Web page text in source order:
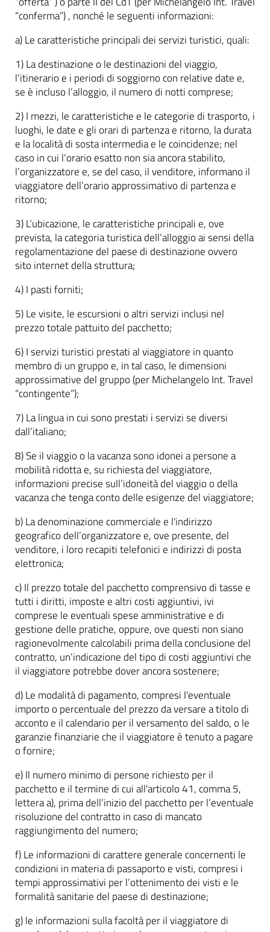
“conferma”) , nonché le seguenti informazioni:
a) Le caratteristiche principali dei servizi turistici, quali:
1) La destinazione o le destinazioni del viaggio,
l’itinerario e i periodi di soggiorno con relative date e,
se è incluso l’alloggio, il numero di notti comprese;
2) I mezzi, le caratteristiche e le categorie di trasporto, i
luoghi, le date e gli orari di partenza e ritorno, la durata
e la località di sosta intermedia e le coincidenze; nel
caso in cui l’orario esatto non sia ancora stabilito,
l’organizzatore e, se del caso, il venditore, informano il
viaggiatore dell’orario approssimativo di partenza e
ritorno;
3) L’ubicazione, le caratteristiche principali e, ove
prevista, la categoria turistica dell’alloggio ai sensi della
regolamentazione del paese di destinazione ovvero
sito internet della struttura;
4) I pasti forniti;
5) Le visite, le escursioni o altri servizi inclusi nel
prezzo totale pattuito del pacchetto;
6) I servizi turistici prestati al viaggiatore in quanto
membro di un gruppo e, in tal caso, le dimensioni
approssimative del gruppo (per Michelangelo Int. Travel
“contingente”);
7) La lingua in cui sono prestati i servizi se diversi
dall’italiano;
8) Se il viaggio o la vacanza sono idonei a persone a
mobilità ridotta e, su richiesta del viaggiatore,
informazioni precise sull’idoneità del viaggio o della
vacanza che tenga conto delle esigenze del viaggiatore;
b) La denominazione commerciale e l'indirizzo
geografico dell’organizzatore e, ove presente, del
venditore, i loro recapiti telefonici e indirizzi di posta
elettronica;
c) Il prezzo totale del pacchetto comprensivo di tasse e
tutti i diritti, imposte e altri costi aggiuntivi, ivi
comprese le eventuali spese amministrative e di
gestione delle pratiche, oppure, ove questi non siano
ragionevolmente calcolabili prima della conclusione del
contratto, un’indicazione del tipo di costi aggiuntivi che
il viaggiatore potrebbe dover ancora sostenere;
d) Le modalità di pagamento, compresi l'eventuale
importo o percentuale del prezzo da versare a titolo di
acconto e il calendario per il versamento del saldo, o le
garanzie finanziarie che il viaggiatore è tenuto a pagare
o fornire;
e) Il numero minimo di persone richiesto per il
pacchetto e il termine di cui all'articolo 41, comma 5,
lettera a), prima dell’inizio del pacchetto per l’eventuale
risoluzione del contratto in caso di mancato
raggiungimento del numero;
f) Le informazioni di carattere generale concernenti le
condizioni in materia di passaporto e visti, compresi i
tempi approssimativi per l’ottenimento dei visti e le
formalità sanitarie del paese di destinazione;
g) le informazioni sulla facoltà per il viaggiatore di